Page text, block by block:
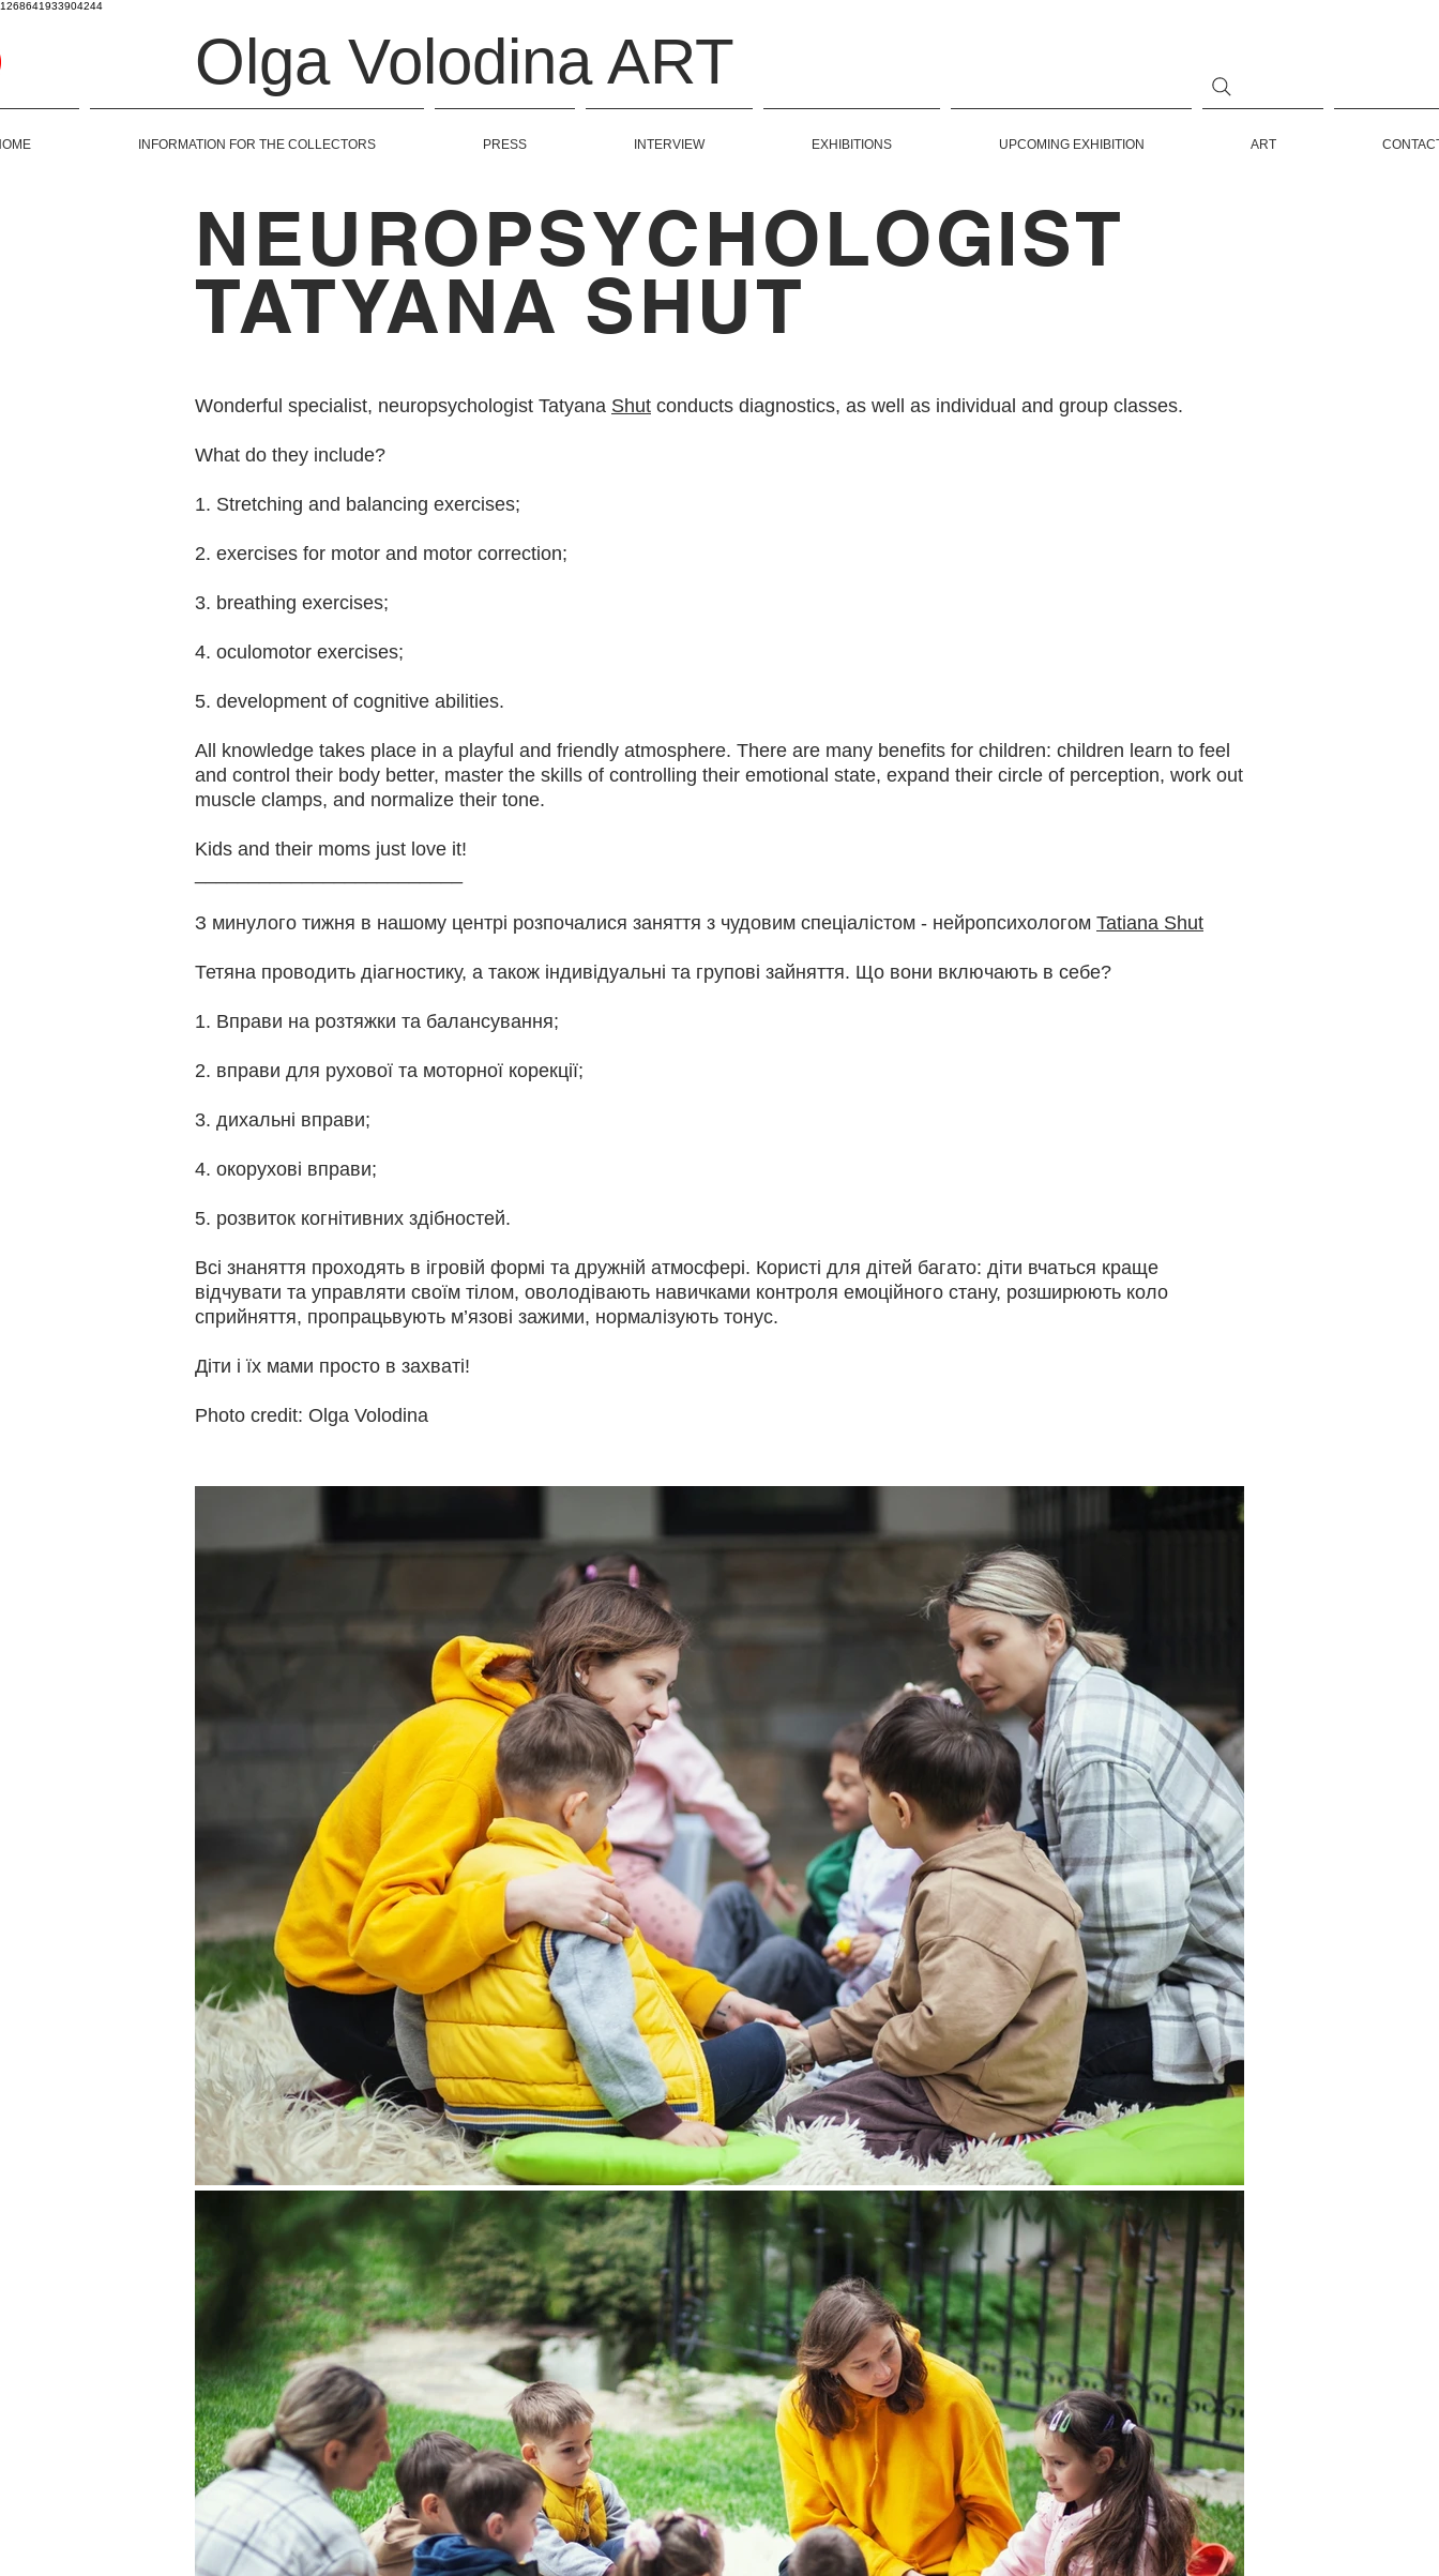
1268641933904244
Olga Volodina ART
INFORMATION FOR THE COLLECTORS PRESS INTERVIEW EXHIBITIONS UPCOMING EXHIBITION ART
NEUROPSYCHOLOGIST
TATYANA SHUT
Wonderful specialist, neuropsychologist Tatyana Shut conducts diagnostics, as well as individual and group classes.
What do they include?
1. Stretching and balancing exercises;
2. exercises for motor and motor correction;
3. breathing exercises;
4. oculomotor exercises;
5. development of cognitive abilities.
All knowledge takes place in a playful and friendly atmosphere. There are many benefits for children: children learn to feel
and control their body better, master the skills of controlling their emotional state, expand their circle of perception, work out
muscle clamps, and normalize their tone.
Kids and their moms just love it!
З минулого тижня в нашому центрі розпочалися заняття з чудовим спеціалістом - нейропсихологом Tatiana Shut
Тетяна проводить діагностику, а також індивідуальні та групові зайняття. Що вони включають в себе?
1. Вправи на розтяжки та балансування;
2. вправи для рухової та моторної корекції;
3. дихальні вправи;
4. окорухові вправи;
5. розвиток когнітивних здібностей.
Всі знаняття проходять в ігровій формі та дружній атмосфері. Користі для дітей багато: діти вчаться краще
відчувати та управляти своїм тілом, оволодівають навичками контроля емоційного стану, розширюють коло
сприйняття, пропрацьвують м’язові зажими, нормалізують тонус.
Діти і їх мами просто в захваті!
Photo credit: Olga Volodina